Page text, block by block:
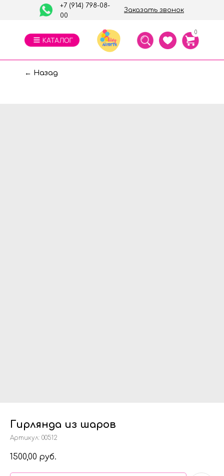
Заказать звонок
+7 (914) 798-08-
00
0
← Назад
Гирлянда из шаров
Артикул: 00512
1500,00 руб.